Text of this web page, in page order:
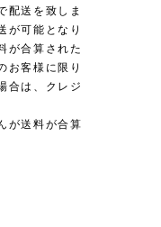
配送を致しま
が可能となり
が合算された
お客様に限り
合は、クレジ
が送料が合算